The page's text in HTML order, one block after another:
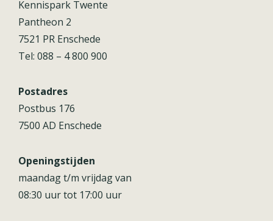
Kennispark Twente
Pantheon 2
7521 PR Enschede
Tel: 088 – 4 800 900
Postadres
Postbus 176
7500 AD Enschede
Openingstijden
maandag t/m vrijdag van
08:30 uur tot 17:00 uur